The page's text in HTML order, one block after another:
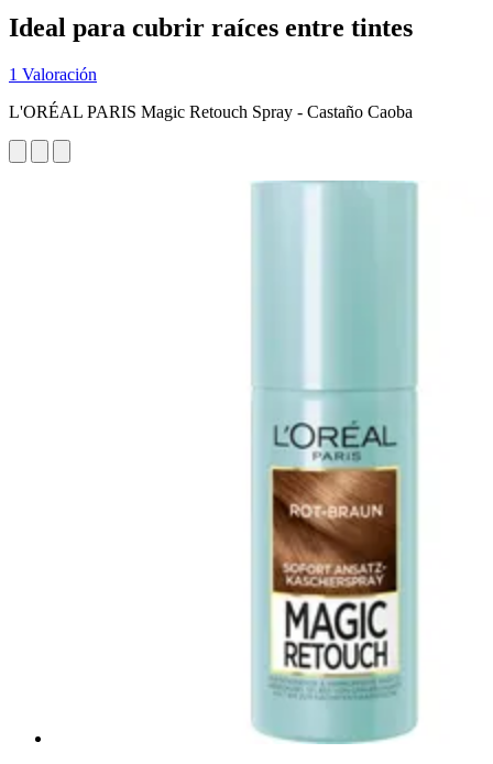
Ideal para cubrir raíces entre tintes
1 Valoración
L'ORÉAL PARIS Magic Retouch Spray - Castaño Caoba